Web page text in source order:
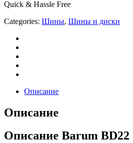
Quick & Hassle Free
Categories: Шины, Шины и диски
Описание
Описание
Описание Barum BD22